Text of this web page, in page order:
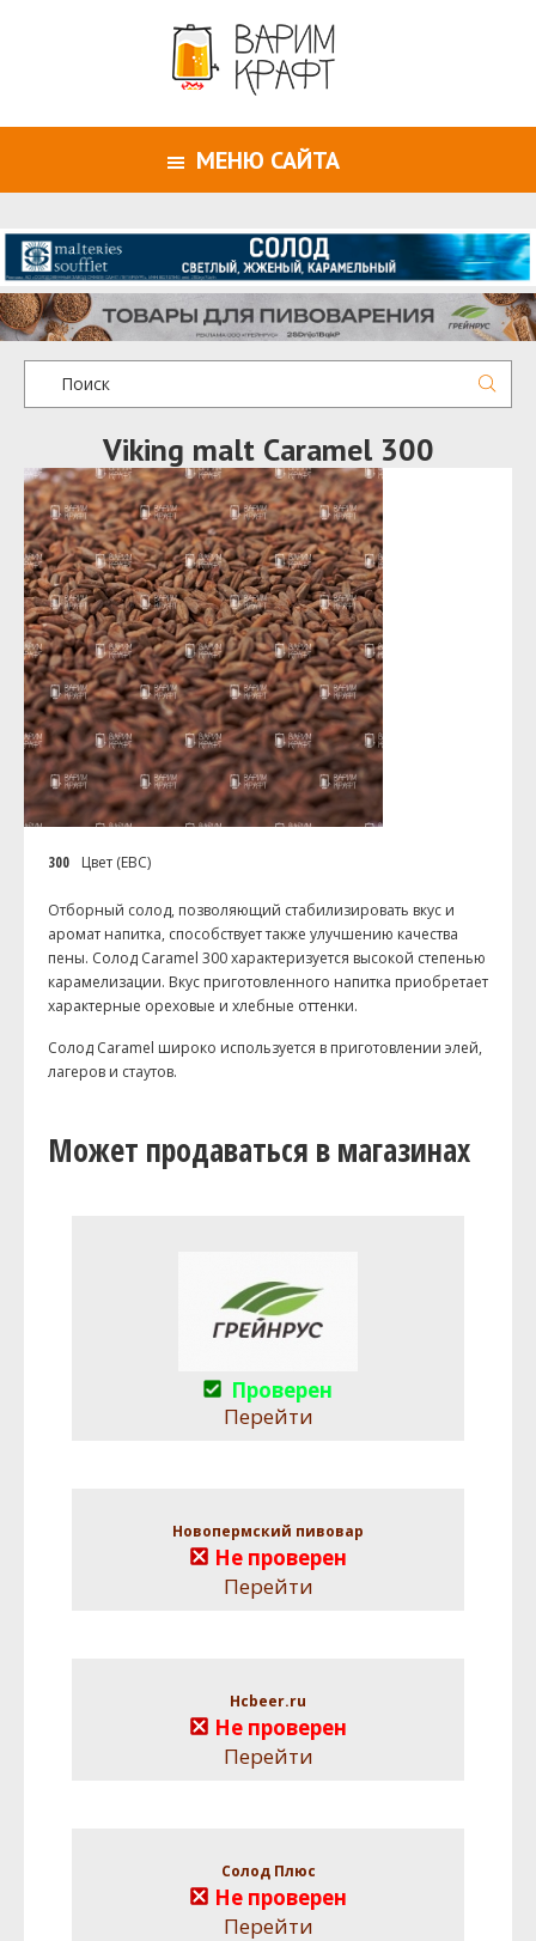
МЕНЮ САЙТА
Viking malt Caramel 300
300 Цвет (EBC)
Отборный солод, позволяющий стабилизировать вкус и
аромат напитка, способствует также улучшению качества
пены. Солод Caramel 300 характеризуется высокой степенью
карамелизации. Вкус приготовленного напитка приобретает
характерные ореховые и хлебные оттенки.
Солод Caramel широко используется в приготовлении элей,
лагеров и стаутов.
Может продаваться в магазинах
Проверен
Перейти
Новопермский пивовар
Не проверен
Перейти
Hcbeer.ru
Не проверен
Перейти
Солод Плюс
Не проверен
Перейти